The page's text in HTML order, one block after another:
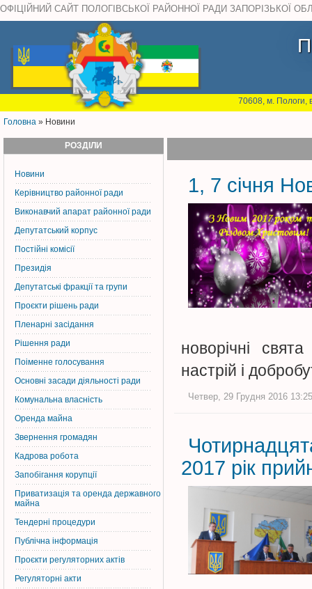
ОФІЦІЙНИЙ САЙТ ПОЛОГІВСЬКОЇ РАЙОННОЇ РАДИ ЗАПОРІЗЬКОЇ
70608, м. Пологи,
Головна » Новини
РОЗДІЛИ
Новини
Керiвництво районної ради
Виконавчий апарат районної ради
Депутатський корпус
Постiйнi комiсiї
Президія
Депутатські фракції та групи
Проєкти рішень ради
Пленарні засідання
Рішення ради
Поіменне голосування
Основні засади діяльності ради
Комунальна власність
Оренда майна
Звернення громадян
Кадрова робота
Запобігання корупції
Приватизація та оренда державного
майна
Тендерні процедури
Публічна інформація
Проєкти регуляторних актів
Регуляторні акти
1, 7 січня
новорічні
настрій і
Четвер, 29 Грудня 2016
2017 рік